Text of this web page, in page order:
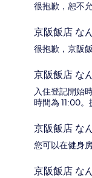
很抱歉，恕不
京阪飯店 な
很抱歉，京阪
京阪飯店 な
入住登記開始
時間為 11:00。
京阪飯店 な
您可以在健身
京阪飯店 な